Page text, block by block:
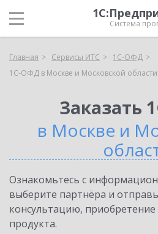
Система
Главная Сервисы ИТС
1С-ОФД
1С-ОФД в Москве и Московской области
Заказать
в Москве и
Ознакомьтесь с
выберите партнёра и
консультацию,
продукта.